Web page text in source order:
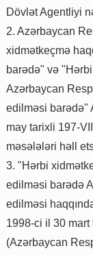
Dövlət Agentliyi
2. Azərbaycan
xidmətkeçmə
barədə" və
Azərbaycan
edilməsi barədə"
may tarixli 197-
məsələləri həll
3. "Hərbi
edilməsi barədə
edilməsi
1998-ci il 30 mart
(Azərbaycan